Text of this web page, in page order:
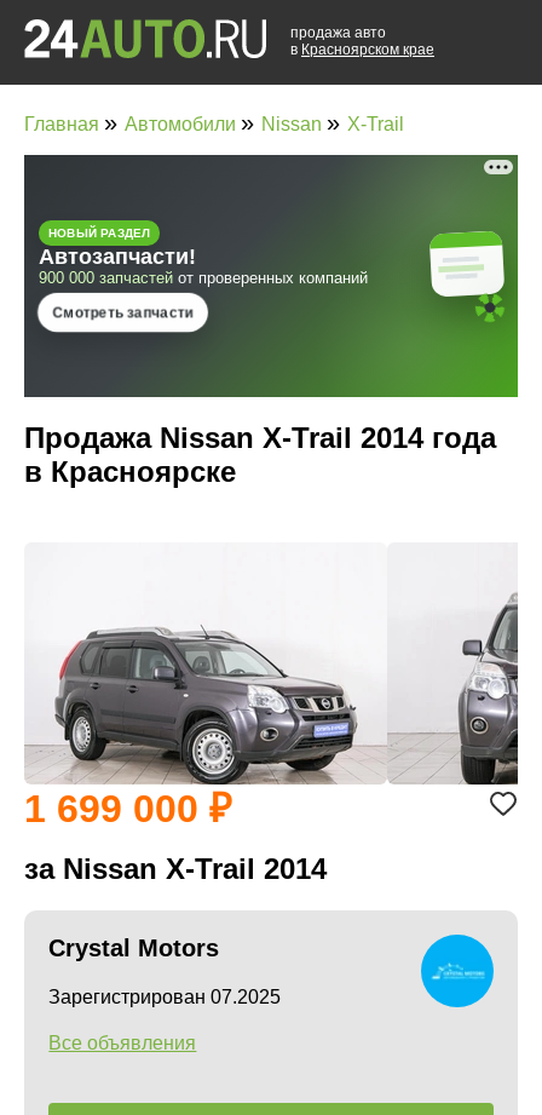
продажа авто
в Красноярском крае
Главная » Автомобили » Nissan » X-Trail
Продажа Nissan X-Trail 2014 года
в Красноярске
1 699 000
за Nissan X-Trail 2014
Crystal Motors
Зарегистрирован 07.2025
Все объявления